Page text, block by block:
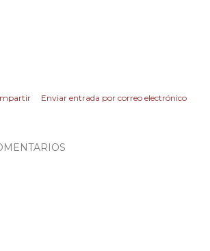
Enviar entrada por correo electrónico